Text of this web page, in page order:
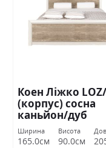
Коен Ліжко
(корпус) сосна
каньйон/дуб
корабельний
Україна
Ширина
165.0см
Висота
90.0см